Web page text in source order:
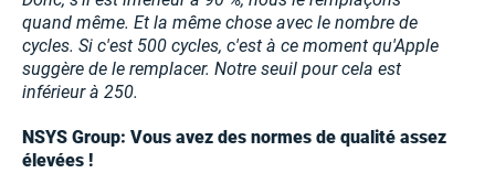
quand même. Et la même chose avec le nombre de
cycles. Si c'est 500 cycles, c'est à ce moment qu'Apple
suggère de le remplacer. Notre seuil pour cela est
inférieur à 250.
NSYS Group: Vous avez des normes de qualité assez
élevées !